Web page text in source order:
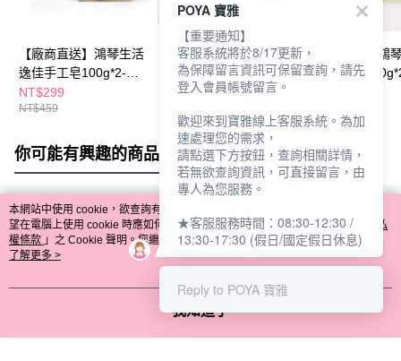
【廠商直送】鴻琴生活
逸佳手工皂100g*2-薰
衣草
NT$299
NT$459
【廠商直送】鴻琴生活
逸佳手工皂中皂
100g*2蒲公英
NT$459
【廠商直送】鴻
逸佳手工皂
你可能有興趣的商品 全站排行
熱門標籤
本網站中使用 cookie，欲查詢有關本網站使用 cookie 方式之詳情，及若您不希
望在電腦上使用 cookie 時應如何變更電腦的 cookie 設定，請參閱本網站「
隱私
權條款 」之 Cookie 聲明。您繼續使用本網站即表示您同意本公司得按本網站使
用條款之 Cookie 聲明使用 cookie。
了解更多 >
我知道了
POYA 寶雅
【重要通知】
客服系統將於8/17更新，
為保障留言資訊可保留查詢，請先
登入會員帳號留言。
歡迎來到寶雅線上客服系統。為加
速處理您的需求，
請點選下方按鈕，查詢相關詳情，
若無欲查詢資訊，可直接留言，由
專人為您服務。
★客服服務時間：08:30-12:30 /
13:30-17:30 (假日/國定假日休息)
Reply to POYA 寶雅